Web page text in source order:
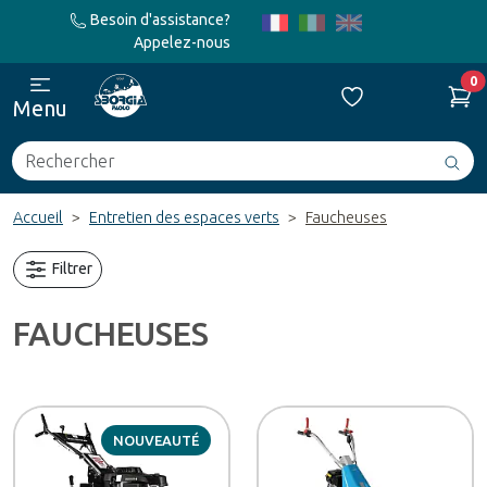
Besoin d'assistance?
Appelez-nous
Rechercher
0
Menu
Accueil Entretien des espaces verts Faucheuses
Filtrer
FAUCHEUSES
NOUVEAUTÉ